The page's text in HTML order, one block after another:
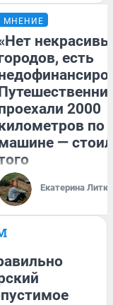
МНЕНИЕ
есть
2000
по
—
Екатерина